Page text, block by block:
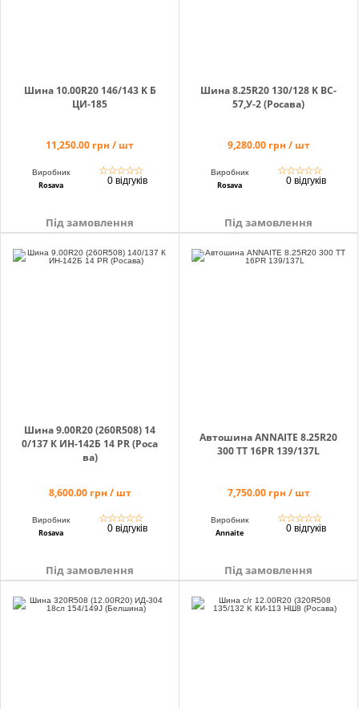
Шина 10.00R20 146/143 K Б
ЦИ-185
11,250.00 грн / шт
Виробник
Rosava
☆☆☆☆☆
0 відгуків
Під замовлення
Шина 8.25R20 130/128 K BC-
57,У-2 (Росава)
9,280.00 грн / шт
Виробник
Rosava
☆☆☆☆☆
0 відгуків
Під замовлення
Шина 9.00R20 (260R508) 14
0/137 К ИН-142Б 14 PR (Роса
ва)
8,600.00 грн / шт
Виробник
Rosava
☆☆☆☆☆
0 відгуків
Під замовлення
Автошина ANNAITE 8.25R20
300 TT 16PR 139/137L
7,750.00 грн / шт
Виробник
Annaite
☆☆☆☆☆
0 відгуків
Під замовлення